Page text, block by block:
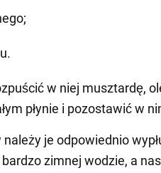
w niej musztardę,
płynie i pozostawić w
je odpowiednio
zimnej wodzie, a